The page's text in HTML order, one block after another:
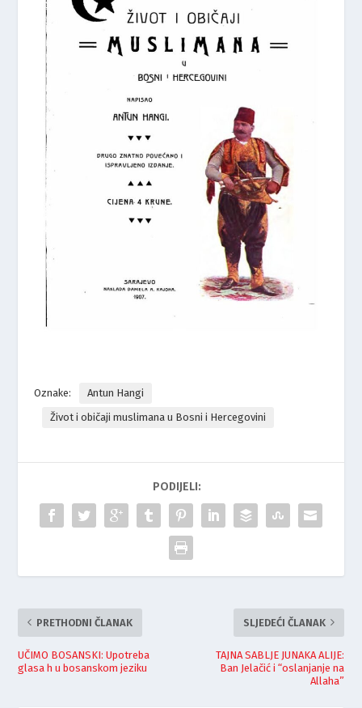
Oznake:
Antun Hangi
Život i običaji muslimana u Bosni i Hercegovini
PODIJELI:
PRETHODNI ČLANAK
UČIMO BOSANSKI: Upotreba
glasa h u bosanskom jeziku
SLJEDEĆI ČLANAK
TAJNA SABLJE JUNAKA ALIJE:
Ban Jelačić i “oslanjanje na
Allaha”